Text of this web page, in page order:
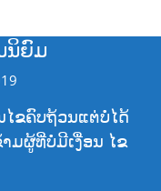
ນິຍົມ
ໄຂຄົບຖ້ວນແຕ່ບໍ່ໄດ້
ມຜູ້ທີ່ບໍ່ມີເງື່ອນ ໄຂ